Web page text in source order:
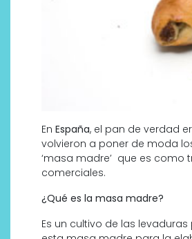
En España, el pan de verdad
volvieron a poner de moda
‘masa madre’ que es como
comerciales.
¿Qué es la masa madre?
Es un cultivo de las